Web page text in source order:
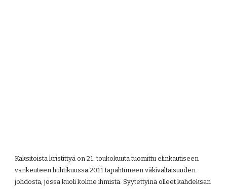
Kaksitoista kristittyä on 21. toukokuuta tuomittu elinkautiseen
vankeuteen huhtikuussa 2011 tapahtuneen väkivaltaisuuden
johdosta, jossa kuoli kolme ihmistä. Syytettyinä olleet kahdeksan